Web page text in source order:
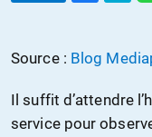
CONTACTER
FAIRE UN
Source : Blog
Il suffit d’attendre
service pour